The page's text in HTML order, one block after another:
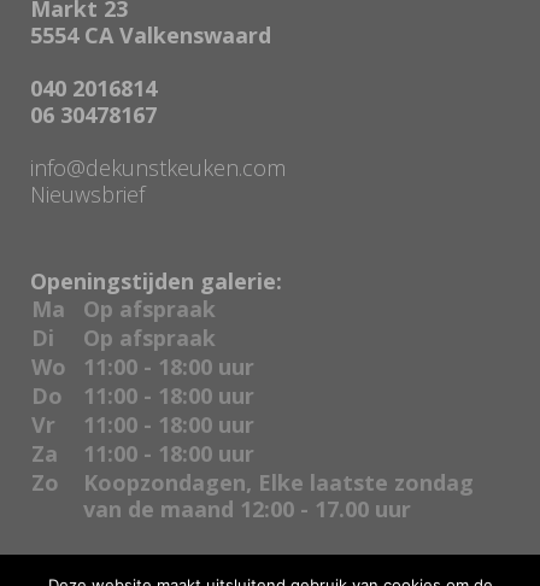
Markt 23
5554 CA Valkenswaard
040 2016814
06 30478167
info@dekunstkeuken.com
Nieuwsbrief
Openingstijden galerie:
Ma
Op afspraak
Di
Op afspraak
Wo
11:00 - 18:00 uur
Do
11:00 - 18:00 uur
Vr
11:00 - 18:00 uur
Za
11:00 - 18:00 uur
Zo
Koopzondagen, Elke laatste zondag
van de maand 12:00 - 17.00 uur